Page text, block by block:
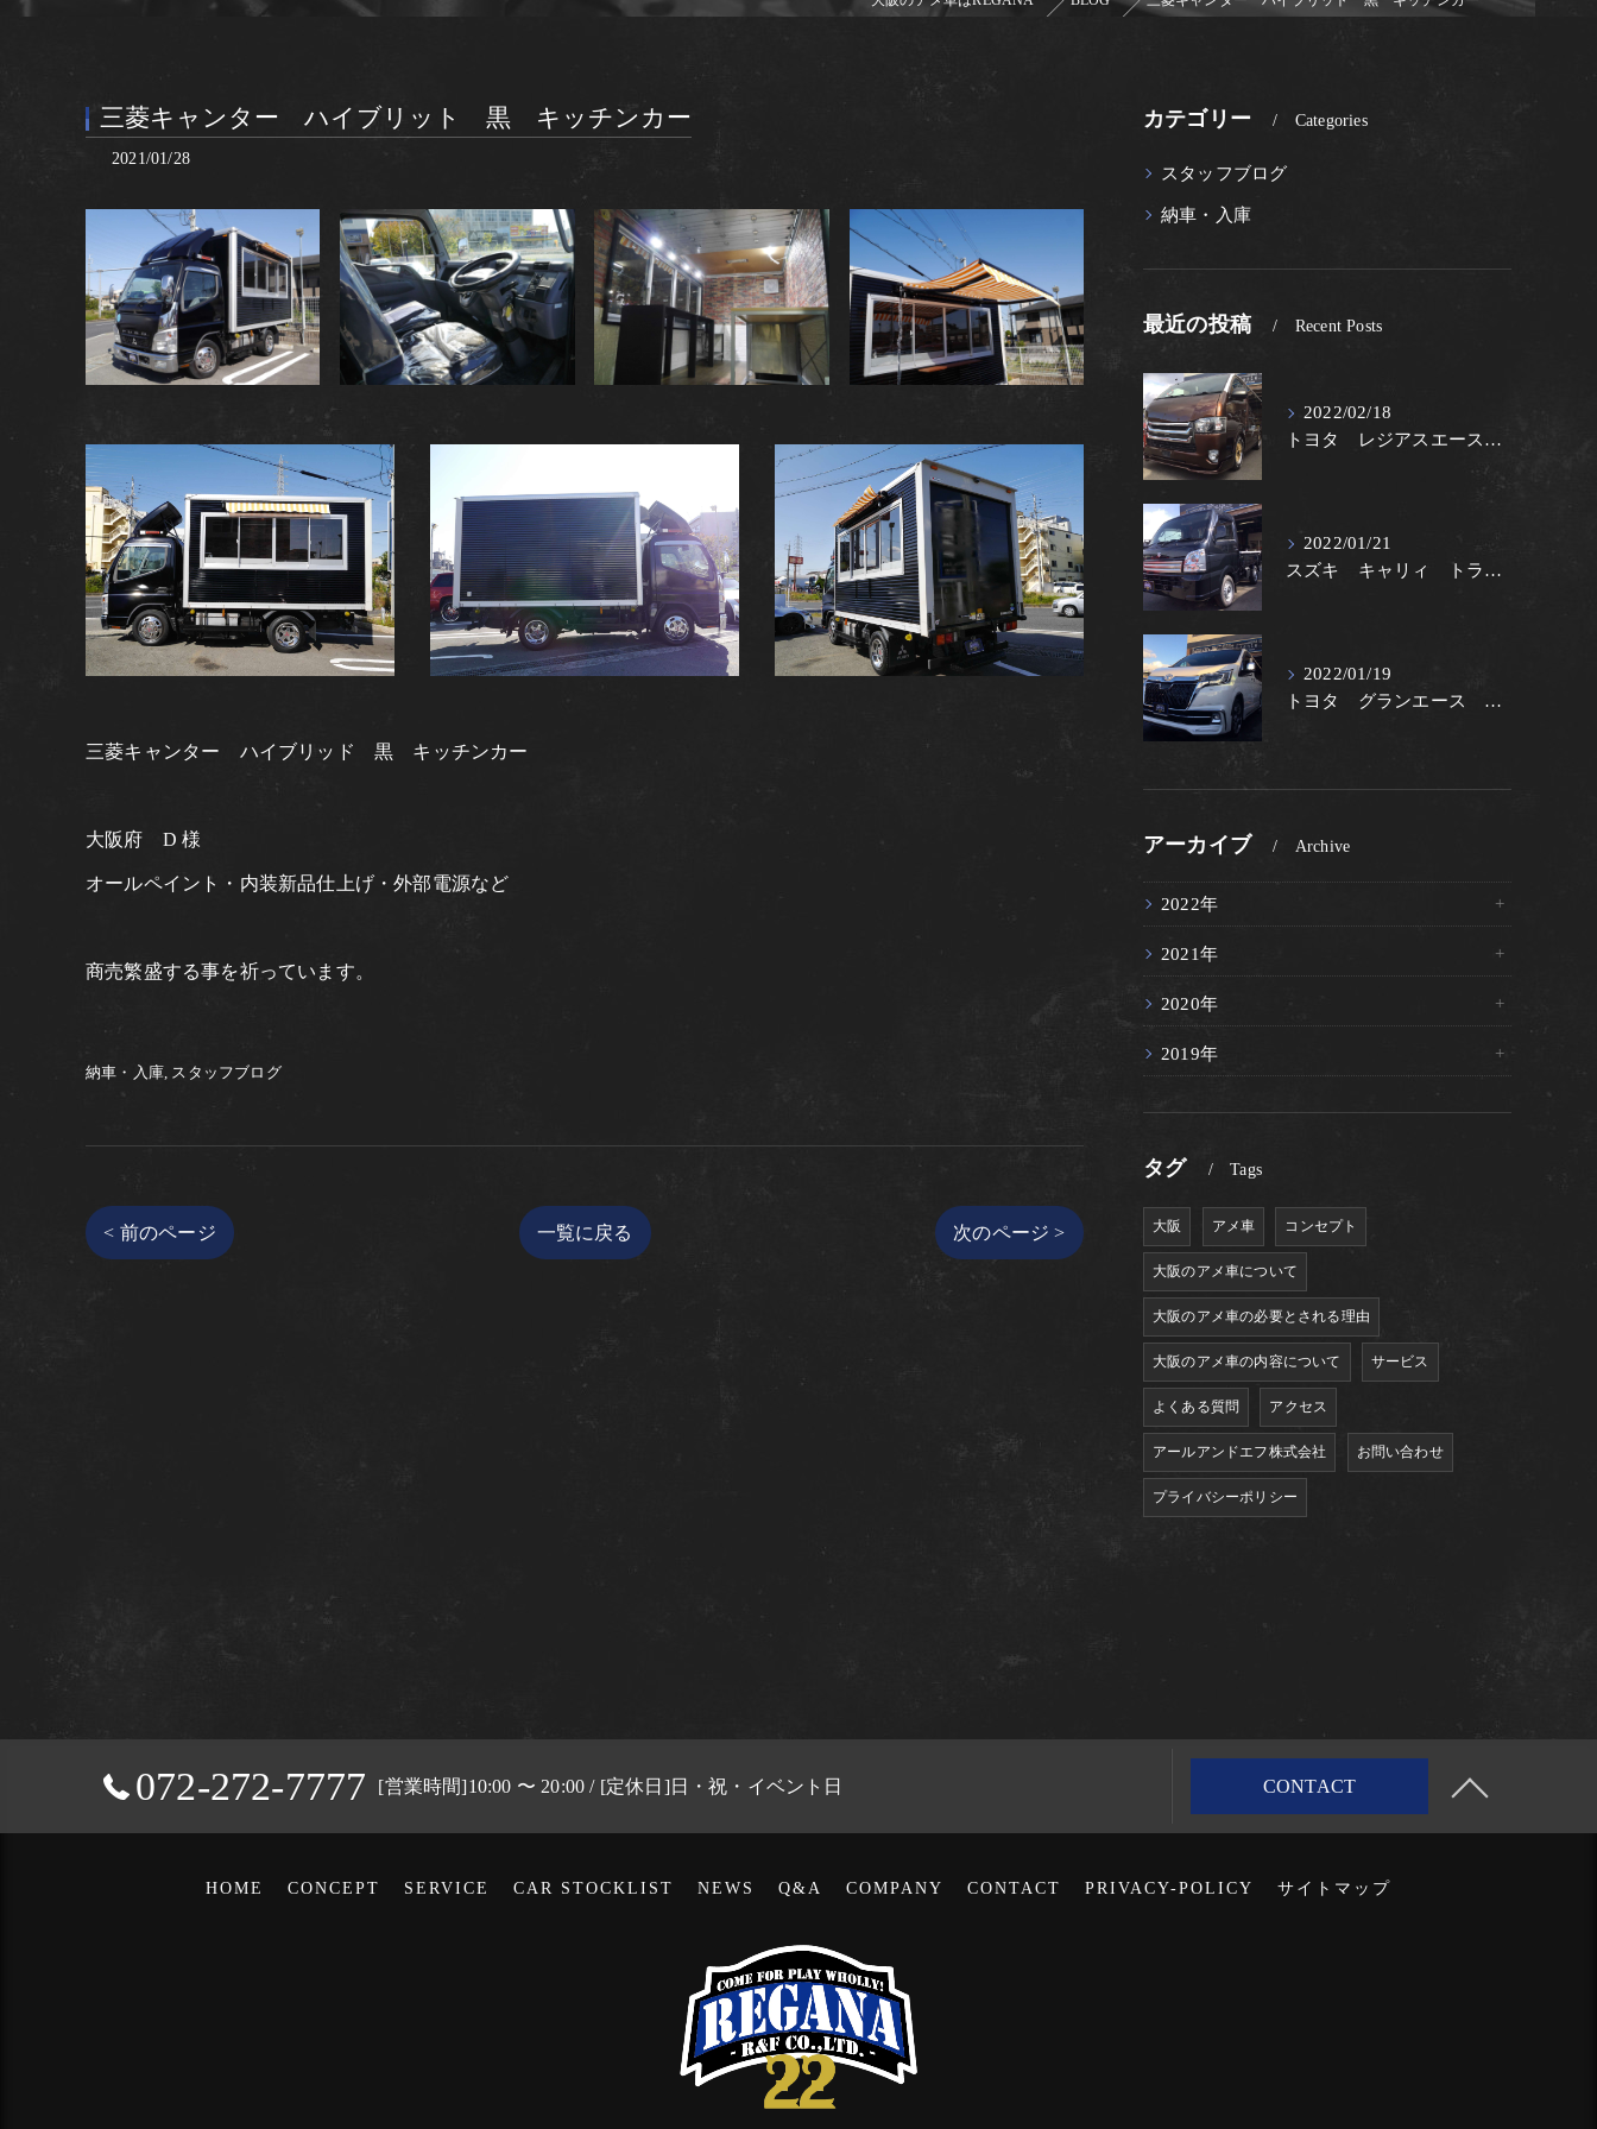
三菱キャンター ハイブリット 黒 キッチンカー
2021/01/28
三菱キャンター ハイブリッド 黒 キッチンカー
大阪府 D 様
オールペイント・内装新品仕上げ・外部電源など
商売繁盛する事を祈っています。
納車・入庫 スタッフブログ
< 前のページ 一覧に戻る 次のページ >
カテゴリー Categories
スタッフブログ
納車・入庫
最近の投稿 Recent Posts
2022/02/18
トヨタ レジアスエース 茶Ⅱ
2022/01/21
スズキ キャリィ トラック 60周年記念車
2022/01/19
トヨタ グランエース プレミアム
アーカイブ Archive
2022年
2021年
2020年
2019年
タグ Tags
大阪 アメ車 コンセプト
大阪のアメ車について
大阪のアメ車の必要とされる理由
大阪のアメ車の内容について サービス
よくある質問 アクセス
アールアンドエフ株式会社 お問い合わせ
プライバシーポリシー
072-272-7777 [営業時間]10:00 〜 20:00 / [定休日]日・祝・イベント日 CONTACT
HOME CONCEPT SERVICE CAR STOCKLIST NEWS Q&A COMPANY CONTACT PRIVACY-POLICY サイトマップ